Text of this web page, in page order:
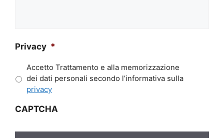
Privacy *
Accetto Trattamento e alla memorizzazione
dei dati personali secondo l’informativa sulla
privacy
CAPTCHA